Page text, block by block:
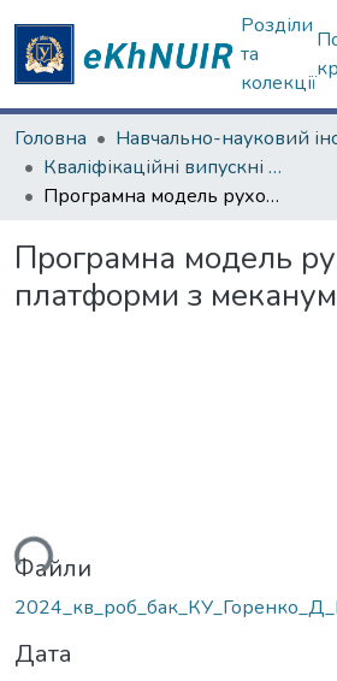
Розділи
та
колекції
Головна
Кваліфікаційні випускні роботи бакалаврів. Навчально-науковий інститут комп'ютерних наук та штучного інтелекту
Програмна модель рухомої платформи з меканум-колесами
Програмна модель
платформи з
Файли
Дата